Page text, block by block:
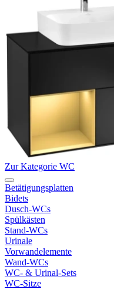
Zur Kategorie WC
Betätigungsplatten
Bidets
Dusch-WCs
Spülkästen
Stand-WCs
Urinale
Vorwandelemente
Wand-WCs
WC- & Urinal-Sets
WC-Sitze